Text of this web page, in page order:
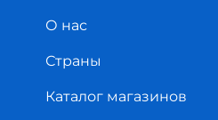
О нас
Страны
Каталог магазинов